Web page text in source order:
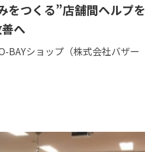
をつくる”店舗間ヘルプを
へ
BAYショップ（株式会社バザー